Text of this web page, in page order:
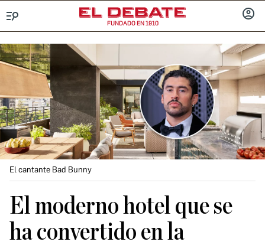
FUNDADO EN 1910
El cantante Bad Bunny
El moderno hotel que se
ha convertido en la